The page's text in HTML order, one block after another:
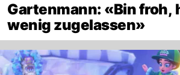
Gartenmann: «Bin froh,
wenig zugelassen»